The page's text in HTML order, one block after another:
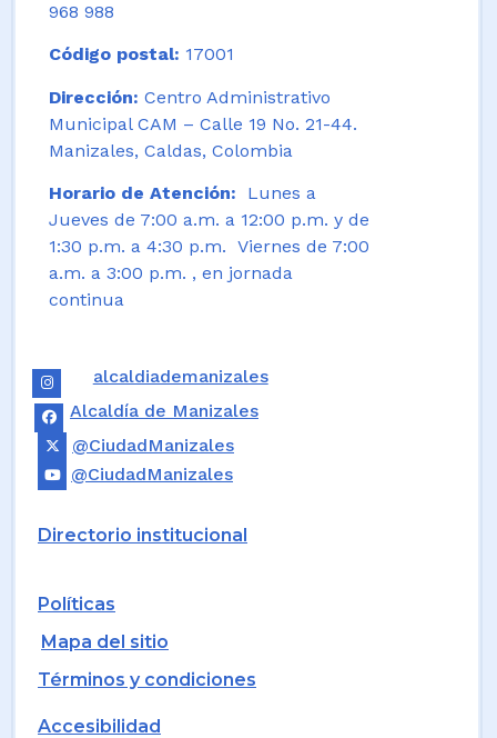
968 988
Código postal: 17001
Dirección: Centro Administrativo
Municipal CAM – Calle 19 No. 21-44.
Manizales, Caldas, Colombia
Horario de Atención: Lunes a
Jueves de 7:00 a.m. a 12:00 p.m. y de
1:30 p.m. a 4:30 p.m. Viernes de 7:00
a.m. a 3:00 p.m. , en jornada
continua
alcaldiademanizales
Alcaldía de Manizales
@CiudadManizales
@CiudadManizales
Directorio institucional
Políticas
Mapa del sitio
Términos y condiciones
Accesibilidad